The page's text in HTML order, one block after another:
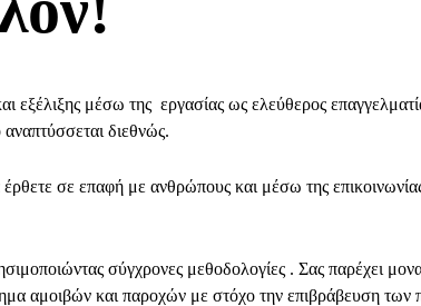
εξέλιξης μέσω της εργασίας ως ελεύθερος
διεθνώς.
σε επαφή με ανθρώπους και μέσω της
σύγχρονες μεθοδολογίες . Σας παρέχει
αμοιβών και παροχών με στόχο την επιβράβευση